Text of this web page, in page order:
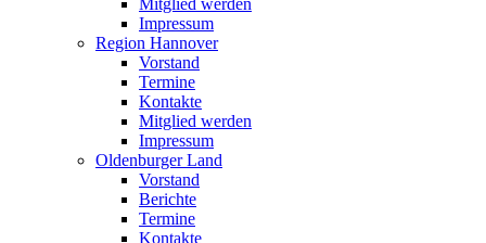
Mitglied werden
Impressum
Region Hannover
Vorstand
Termine
Kontakte
Mitglied werden
Impressum
Oldenburger Land
Vorstand
Berichte
Termine
Kontakte